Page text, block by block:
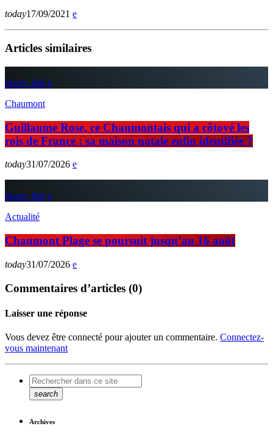
today17/09/2021
Articles similaires
insert_link
Chaumont
Guillaume Rose, ce Chaumontais qui a côtoyé les
rois de France : sa maison natale enfin identifiée ?
today31/07/2026
insert_link
Actualité
Chaumont Plage se poursuit jusqu’au 16 août
today31/07/2026
Commentaires d’articles (0)
Laisser une réponse
Vous devez être connecté pour ajouter un commentaire. Connectez-
vous maintenant
search
Archives